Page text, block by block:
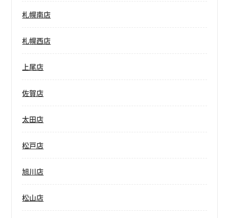
札幌南店
札幌西店
上尾店
佐賀店
太田店
松戸店
旭川店
松山店